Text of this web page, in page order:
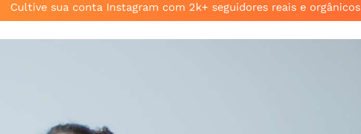
Cultive sua conta Instagram com 2k+ seguidores reais e orgânicos